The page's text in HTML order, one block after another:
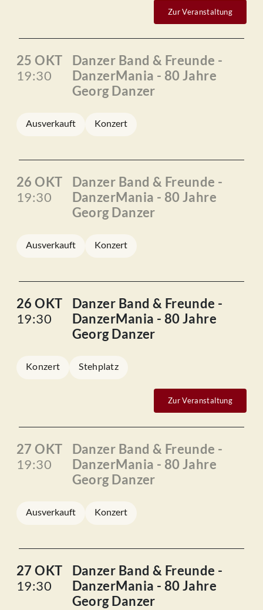
Zur Veranstaltung
25 OKT
19:30
Danzer Band & Freunde -
DanzerMania - 80 Jahre
Georg Danzer
Ausverkauft Konzert
26 OKT
19:30
Danzer Band & Freunde -
DanzerMania - 80 Jahre
Georg Danzer
Ausverkauft Konzert
26 OKT
19:30
Danzer Band & Freunde -
DanzerMania - 80 Jahre
Georg Danzer
Konzert Stehplatz
Zur Veranstaltung
27 OKT
19:30
Danzer Band & Freunde -
DanzerMania - 80 Jahre
Georg Danzer
Ausverkauft Konzert
27 OKT
19:30
Danzer Band & Freunde -
DanzerMania - 80 Jahre
Georg Danzer